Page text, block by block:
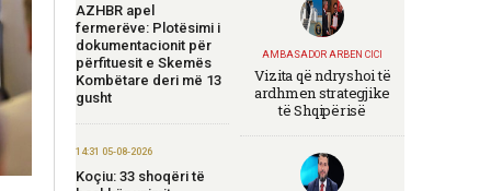
AZHBR apel
fermerëve: Plotësimi i
dokumentacionit për
përfituesit e Skemës
Kombëtare deri më 13
gusht
14:31 05-08-2026
Koçiu: 33 shoqëri të
AMBASADOR ARBEN CICI
Vizita që ndryshoi të
ardhmen strategjike
të Shqipërisë